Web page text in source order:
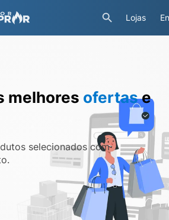
Lojas
melhores ofertase
selecionados com